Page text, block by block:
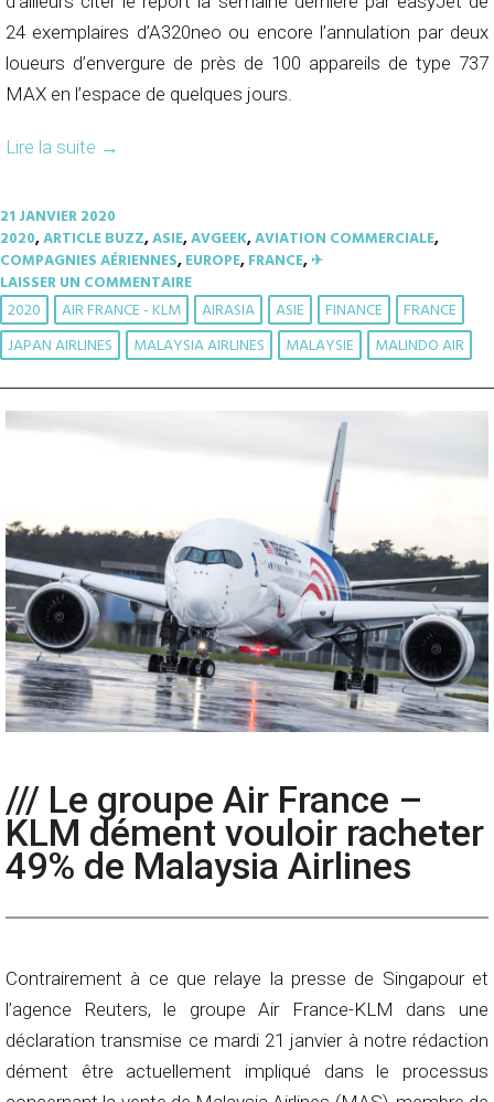
24 exemplaires d’A320neo ou encore l’annulation par deux
loueurs d’envergure de près de 100 appareils de type 737
MAX en l’espace de quelques jours.
Lire la suite →
21 JANVIER 2020
2020,ARTICLE BUZZ,ASIE,AVGEEK,AVIATION COMMERCIALE,
COMPAGNIES AÉRIENNES,EUROPE,FRANCE,✈︎
LAISSER UN COMMENTAIRE
2020 AIR FRANCE - KLM AIRASIA ASIE FINANCE
FRANCE
JAPAN AIRLINES
MALAYSIA AIRLINES MALAYSIE MALINDO AIR
/// Le groupe Air France –
KLM dément vouloir racheter
49% de Malaysia Airlines
Contrairement à ce que relaye la presse de Singapour et
l’agence Reuters, le groupe Air France-KLM dans une
déclaration transmise ce mardi 21 janvier à notre rédaction
dément être actuellement impliqué dans le processus